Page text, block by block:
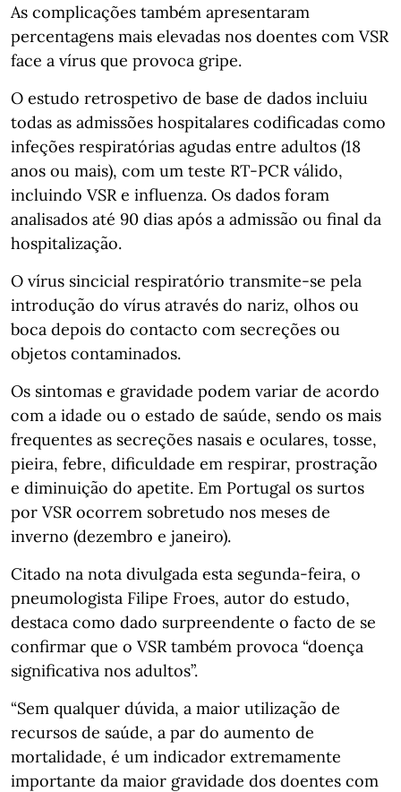
As complicações também apresentaram
percentagens mais elevadas nos doentes com VSR
face a vírus que provoca gripe.
O estudo retrospetivo de base de dados incluiu
todas as admissões hospitalares codificadas como
infeções respiratórias agudas entre adultos (18
anos ou mais), com um teste RT-PCR válido,
incluindo VSR e influenza. Os dados foram
analisados até 90 dias após a admissão ou final da
hospitalização.
O vírus sincicial respiratório transmite-se pela
introdução do vírus através do nariz, olhos ou
boca depois do contacto com secreções ou
objetos contaminados.
Os sintomas e gravidade podem variar de acordo
com a idade ou o estado de saúde, sendo os mais
frequentes as secreções nasais e oculares, tosse,
pieira, febre, dificuldade em respirar, prostração
e diminuição do apetite. Em Portugal os surtos
por VSR ocorrem sobretudo nos meses de
inverno (dezembro e janeiro).
Citado na nota divulgada esta segunda-feira, o
pneumologista Filipe Froes, autor do estudo,
destaca como dado surpreendente o facto de se
confirmar que o VSR também provoca “doença
significativa nos adultos”.
“Sem qualquer dúvida, a maior utilização de
recursos de saúde, a par do aumento de
mortalidade, é um indicador extremamente
importante da maior gravidade dos doentes com